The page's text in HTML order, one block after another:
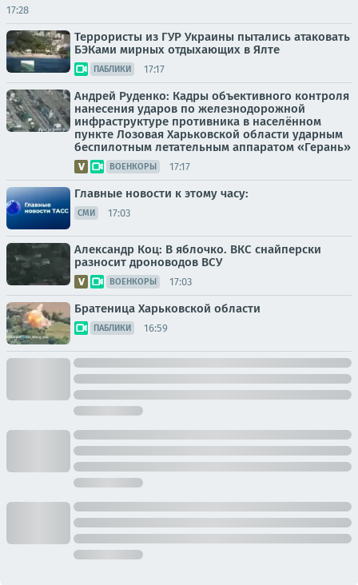
17:28
Террористы из ГУР Украины пытались атаковать
БЭКами мирных отдыхающих в Ялте
ПАБЛИКИ 17:17
Андрей Руденко: Кадры объективного контроля
нанесения ударов по железнодорожной
инфраструктуре противника в населённом
пункте Лозовая Харьковской области ударным
беспилотным летательным аппаратом «Герань»
ВОЕНКОРЫ 17:17
Главные новости к этому часу:
СМИ 17:03
Александр Коц: В яблочко. ВКС снайперски
разносит дроноводов ВСУ
ВОЕНКОРЫ 17:03
Братеница Харьковской области
ПАБЛИКИ 16:59